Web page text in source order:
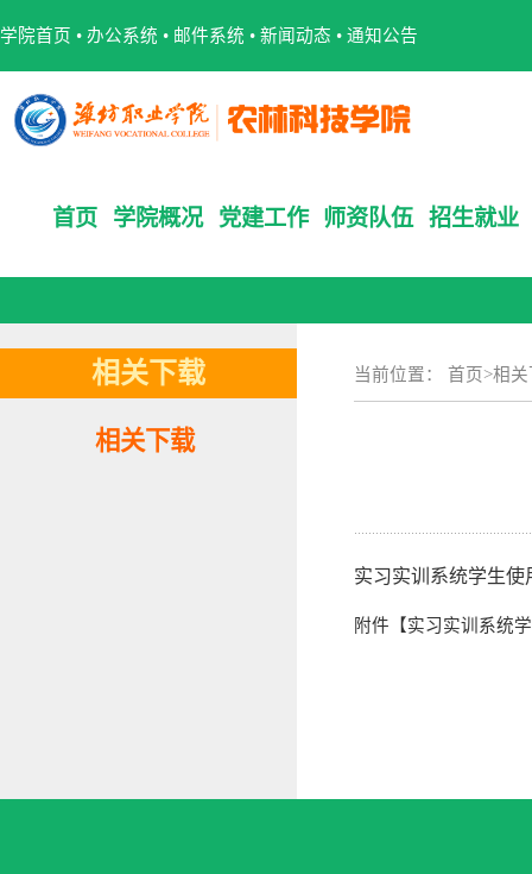
学院首页 • 办公系统 • 邮件系统 • 新闻动态 • 通知公告
首页 学院概况 党建工作 师资队伍 招生就业
相关下载
相关下载
当前位置： 首页>相关
实习实训系统学生
附件【实习实训系统